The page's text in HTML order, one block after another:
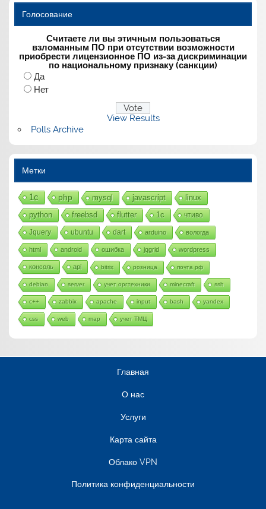
Голосование
Считаете ли вы этичным пользоваться
взломанным ПО при отсутствии возможности
приобрести лицензионное ПО из-за дискриминации
по национальному признаку (санкции)
Да
Нет
View Results
Polls Archive
Метки
1с php mysql javascript linux
python freebsd flutter 1c чтиво
Jquery ubuntu dart arduino вологда
html android ошибка jqgrid wordpress
консоль api bitrix розница почта рф
debian server учет оргтехники minecraft ssh
c++ zabbix apache input bash yandex
css web map учет ТМЦ
Главная
О нас
Услуги
Карта сайта
Облако VPN
Политика конфиденциальности